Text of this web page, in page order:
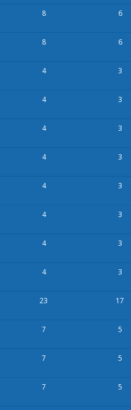
8 6
8 6
4 3
4 3
4 3
4 3
4 3
4 3
4 3
4 3
23 17
7 5
7 5
7 5